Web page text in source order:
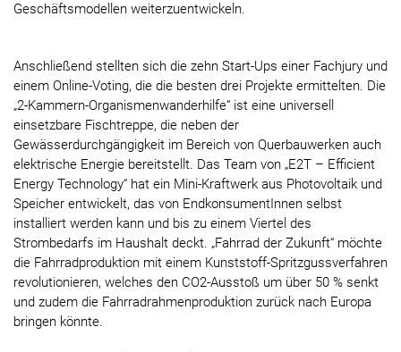
Geschäftsmodellen weiterzuentwickeln.
Anschließend stellten sich die zehn Start-Ups einer Fachjury und
einem Online-Voting, die die besten drei Projekte ermittelten. Die
„2-Kammern-Organismenwanderhilfe“ ist eine universell
einsetzbare Fischtreppe, die neben der
Gewässerdurchgängigkeit im Bereich von Querbauwerken auch
elektrische Energie bereitstellt. Das Team von „E2T – Efficient
Energy Technology“ hat ein Mini-Kraftwerk aus Photovoltaik und
Speicher entwickelt, das von EndkonsumentInnen selbst
installiert werden kann und bis zu einem Viertel des
Strombedarfs im Haushalt deckt. „Fahrrad der Zukunft“ möchte
die Fahrradproduktion mit einem Kunststoff-Spritzgussverfahren
revolutionieren, welches den CO2-Ausstoß um über 50 % senkt
und zudem die Fahrradrahmenproduktion zurück nach Europa
bringen könnte.